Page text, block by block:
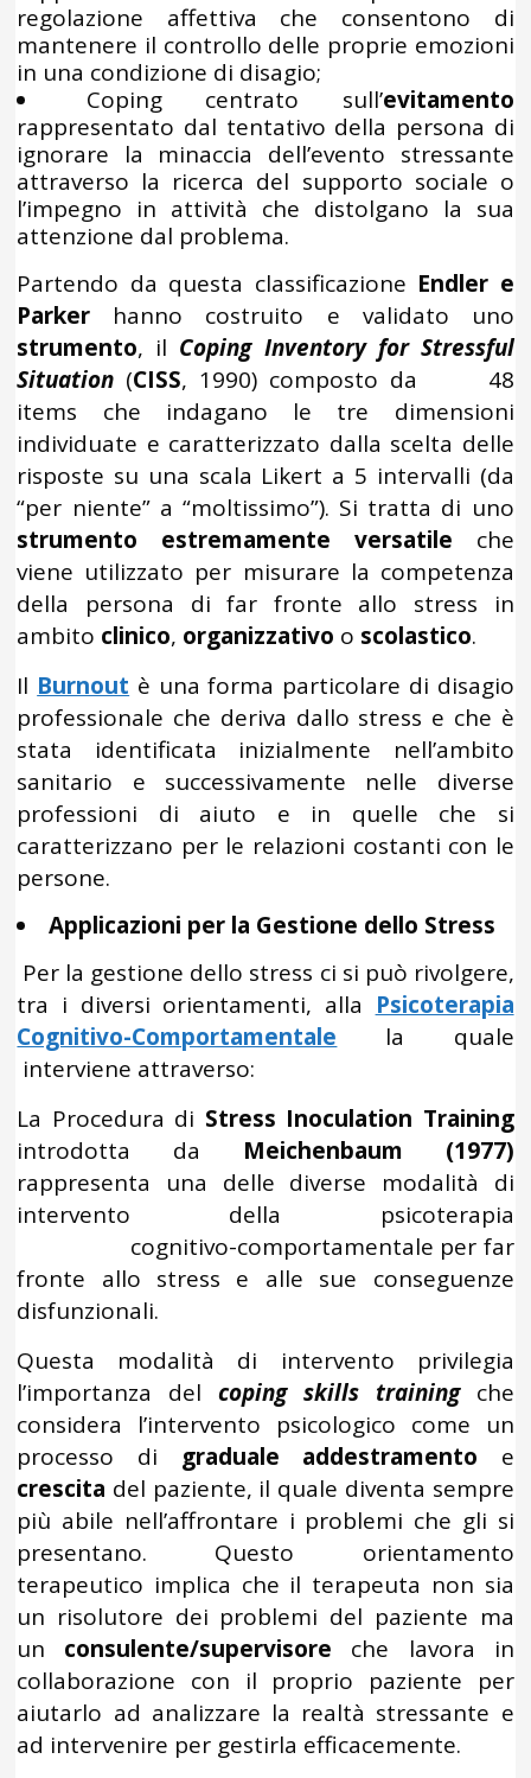
regolazione affettiva che consentono di
mantenere il controllo delle proprie emozioni
in una condizione di disagio;
Coping centrato sull’evitamento
rappresentato dal tentativo della persona di
ignorare la minaccia dell’evento stressante
attraverso la ricerca del supporto sociale o
l’impegno in attività che distolgano la sua
attenzione dal problema.
Partendo da questa classificazione Endler e
Parker hanno costruito e validato uno
strumento, il Coping Inventory for Stressful
Situation (CISS, 1990) composto da 48
items che indagano le tre dimensioni
individuate e caratterizzato dalla scelta delle
risposte su una scala Likert a 5 intervalli (da
“per niente” a “moltissimo”). Si tratta di uno
strumento estremamente versatile che
viene utilizzato per misurare la competenza
della persona di far fronte allo stress in
ambito clinico, organizzativo o scolastico.
Il Burnout è una forma particolare di disagio
professionale che deriva dallo stress e che è
stata identificata inizialmente nell’ambito
sanitario e successivamente nelle diverse
professioni di aiuto e in quelle che si
caratterizzano per le relazioni costanti con le
persone.
Applicazioni per la Gestione dello Stress
Per la gestione dello stress ci si può rivolgere,
tra i diversi orientamenti, alla Psicoterapia
Cognitivo-Comportamentale la quale
interviene attraverso:
La Procedura di Stress Inoculation Training
introdotta da Meichenbaum (1977)
rappresenta una delle diverse modalità di
intervento della psicoterapia
cognitivo-comportamentale per far
fronte allo stress e alle sue conseguenze
disfunzionali.
Questa modalità di intervento privilegia
l’importanza delcoping skills trainingche
considera l’intervento psicologico come un
processo di graduale addestramento e
crescita del paziente, il quale diventa sempre
più abile nell’affrontare i problemi che gli si
presentano. Questo orientamento
terapeutico implica che il terapeuta non sia
un risolutore dei problemi del paziente ma
un consulente/supervisore che lavora in
collaborazione con il proprio paziente per
aiutarlo ad analizzare la realtà stressante e
ad intervenire per gestirla efficacemente.